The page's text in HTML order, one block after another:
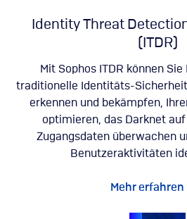
Identity Threat
(ITDR)
Mit Sophos ITDR können
traditionelle Identitäts-
erkennen und bekämpfen,
optimieren, das Darknet
Zugangsdaten überwachen
Benutzeraktivitäten
Mehr erfahren